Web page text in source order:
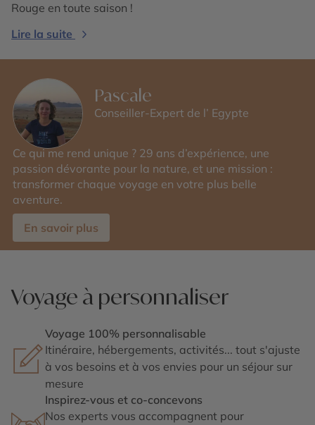
Rouge en toute saison !
Lire la suite
Pascale
Conseiller-Expert de l’ Egypte
Ce qui me rend unique ? 29 ans d’expérience, une
passion dévorante pour la nature, et une mission :
transformer chaque voyage en votre plus belle
aventure.
En savoir plus
Voyage à personnaliser
Voyage 100% personnalisable
Itinéraire, hébergements, activités... tout s'ajuste
à vos besoins et à vos envies pour un séjour sur
mesure
Inspirez-vous et co-concevons
Nos experts vous accompagnent pour